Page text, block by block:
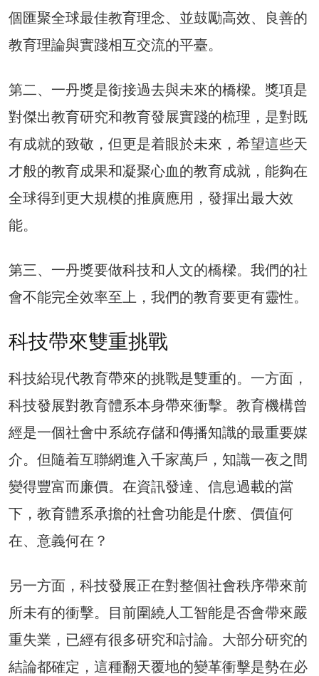
個匯聚全球最佳教育理念、並鼓勵高效、良善的
教育理論與實踐相互交流的平臺。
第二、一丹獎是銜接過去與未來的橋樑。獎項是
對傑出教育研究和教育發展實踐的梳理，是對既
有成就的致敬，但更是着眼於未來，希望這些天
才般的教育成果和凝聚心血的教育成就，能夠在
全球得到更大規模的推廣應用，發揮出最大效
能。
第三、一丹獎要做科技和人文的橋樑。我們的社
會不能完全效率至上，我們的教育要更有靈性。
科技帶來雙重挑戰
科技給現代教育帶來的挑戰是雙重的。一方面，
科技發展對教育體系本身帶來衝擊。教育機構曾
經是一個社會中系統存儲和傳播知識的最重要媒
介。但隨着互聯網進入千家萬戶，知識一夜之間
變得豐富而廉價。在資訊發達、信息過載的當
下，教育體系承擔的社會功能是什麽、價值何
在、意義何在？
另一方面，科技發展正在對整個社會秩序帶來前
所未有的衝擊。目前圍繞人工智能是否會帶來嚴
重失業，已經有很多研究和討論。大部分研究的
結論都確定，這種翻天覆地的變革衝擊是勢在必